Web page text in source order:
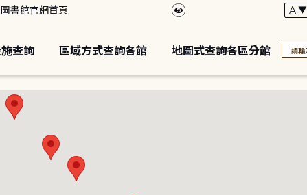
圖書館官網首頁
查詢 區域方式查詢各館 地圖式查詢各區分館